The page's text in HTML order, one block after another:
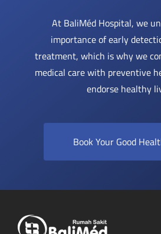
At BaliMéd Hospital, we
importance of early
treatment, which is why we
medical care with preventive
endorse healthy
Book Your Good